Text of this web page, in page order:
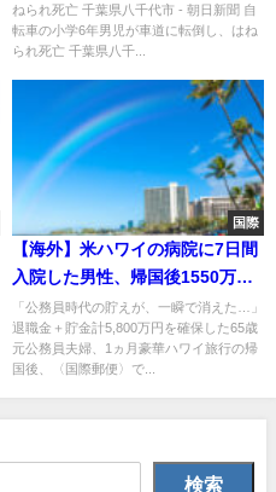
に転倒、トラックにはねられ死
亡…
ねられ死亡 千葉県八千代市 - 朝日新聞 自
転車の小学6年男児が車道に転倒し、はね
られ死亡 千葉県八千...
国際
【海外】米ハワイの病院に7日間
入院した男性、帰国後1550万円
を請求される…
「公務員時代の貯えが、一瞬で消えた…」
退職金＋貯金計5,800万円を確保した65歳
元公務員夫婦、1ヵ月豪華ハワイ旅行の帰
国後、〈国際郵便〉で...
検索